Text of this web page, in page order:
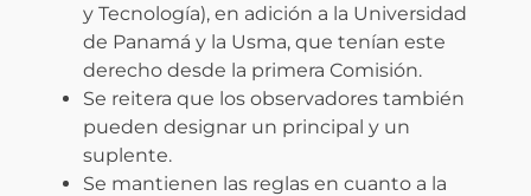
y Tecnología), en adición a la Universidad
de Panamá y la Usma, que tenían este
derecho desde la primera Comisión.
Se reitera que los observadores también
pueden designar un principal y un
suplente.
Se mantienen las reglas en cuanto a la